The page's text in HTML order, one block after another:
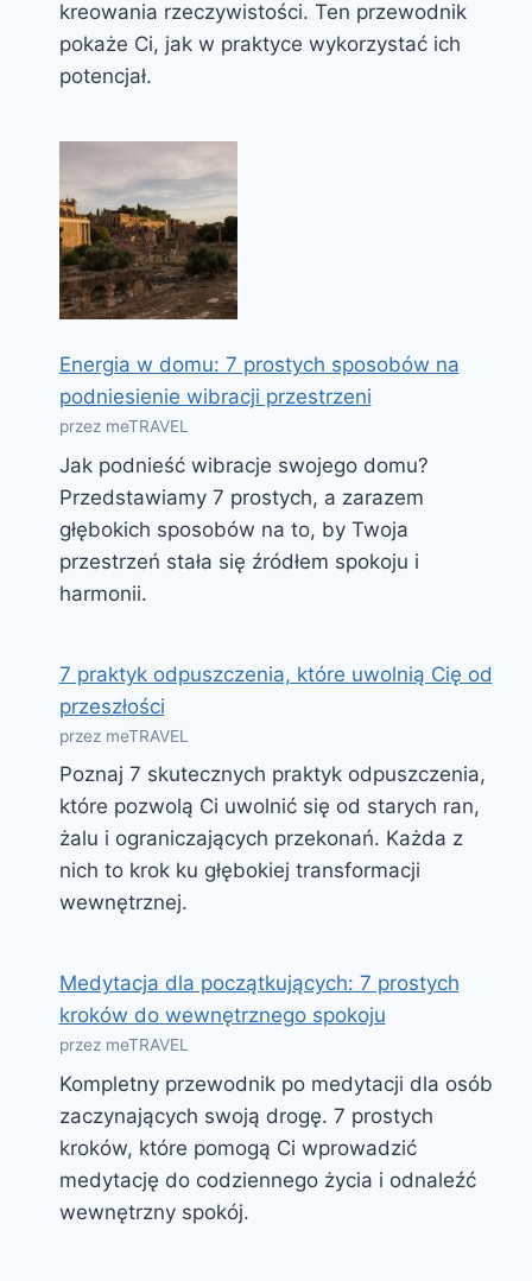
kreowania rzeczywistości. Ten przewodnik
pokaże Ci, jak w praktyce wykorzystać ich
potencjał.
Energia w domu: 7 prostych sposobów na
podniesienie wibracji przestrzeni
przez meTRAVEL
Jak podnieść wibracje swojego domu?
Przedstawiamy 7 prostych, a zarazem
głębokich sposobów na to, by Twoja
przestrzeń stała się źródłem spokoju i
harmonii.
7 praktyk odpuszczenia, które uwolnią Cię od
przeszłości
przez meTRAVEL
Poznaj 7 skutecznych praktyk odpuszczenia,
które pozwolą Ci uwolnić się od starych ran,
żalu i ograniczających przekonań. Każda z
nich to krok ku głębokiej transformacji
wewnętrznej.
Medytacja dla początkujących: 7 prostych
kroków do wewnętrznego spokoju
przez meTRAVEL
Kompletny przewodnik po medytacji dla osób
zaczynających swoją drogę. 7 prostych
kroków, które pomogą Ci wprowadzić
medytację do codziennego życia i odnaleźć
wewnętrzny spokój.